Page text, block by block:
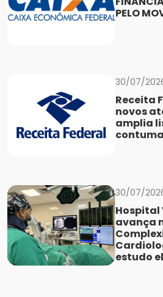
PELO
30/07/
Receita
novos
amplia
30/07/
Hospital
avança
estudo